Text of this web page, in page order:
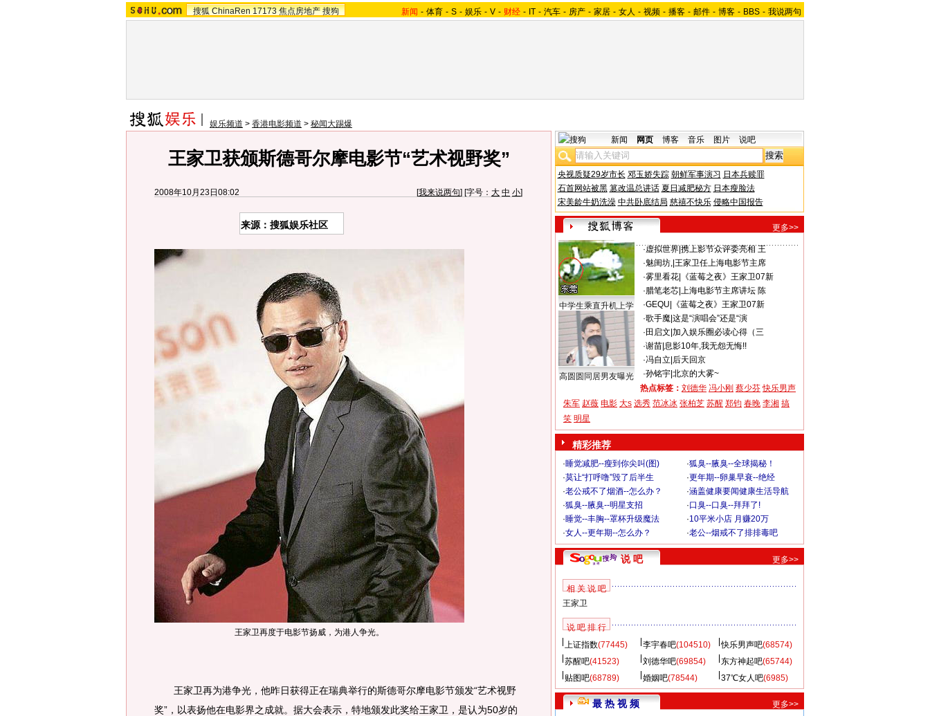
搜狐 ChinaRen 17173 焦点房地产 搜狗 新闻 - 体育 - S - 娱乐 - V - 财经 - IT - 汽车 - 房产 - 家居 - 女人 - 视频 - 播客 - 邮件 - 博客 - BBS - 我说两句
娱乐频道 > 香港电影频道 > 秘闻大踢爆
王家卫获颁斯德哥尔摩电影节“艺术视野奖”
2008年10月23日08:02 [我来说两句] [字号： 大 中 小]
来源：搜狐娱乐社区
王家卫再度于电影节扬威，为港人争光。
王家卫再为港争光，他昨日获得正在瑞典举行的斯德哥尔摩电影节颁发“艺术视野
奖”，以表扬他在电影界之成就。据大会表示，特地颁发此奖给王家卫，是认为50岁的
新闻 网页 博客 音乐 图片 说吧
央视质疑29岁市长 邓玉娇失踪 朝鲜军事演习 日本兵赎罪
石首网站被黑 篡改温总讲话 夏日减肥秘方 日本瘦脸法
宋美龄牛奶洗澡 中共卧底结局 慈禧不快乐 侵略中国报告
更多>>
中学生乘直升机上学
高圆圆同居男友曝光
·虚拟世界| 携上影节众评委亮相 王
·魅闺坊,| 王家卫任上海电影节主席
·雾里看花|
《蓝莓之夜》王家卫07新
·腊笔老芯| 上海电影节主席讲坛 陈
·GEQU
《蓝莓之夜》王家卫07新
·歌手魔| 这是“演唱会”还是“演
· 田启文 加入娱乐圈必读心得（三
·谢苗| 息影10年,我无怨无悔!!
·冯自立 后天回京
·孙铭宇| 北京的大雾~
热点标签： 刘德华 冯小刚 蔡少芬 快乐男声
朱军 赵薇 电影 大s 选秀 范冰冰 张柏芝 苏醒 郑钧 春晚 李湘 搞
笑 明星
精彩推荐
·睡觉减肥--瘦到你尖叫(图) ·狐臭--腋臭--全球揭秘！
·莫让“打呼噜”毁了后半生 ·更年期--卵巢早衰--绝经
·老公戒不了烟酒--怎么办？ ·涵盖健康要闻健康生活导航
·狐臭--腋臭--明星支招 ·口臭--口臭--拜拜了!
·睡觉--丰胸--罩杯升级魔法 ·10平米小店 月赚20万
·女人--更年期--怎么办？ ·老公--烟戒不了排排毒吧
说 吧 更多>>
相 关 说 吧
王家卫
说 吧 排 行
上证指数(77445) 李宇春吧(104510) 快乐男声吧(68574)
苏醒吧(41523) 刘德华吧(69854) 东方神起吧(65744)
贴图吧(68789) 婚姻吧(78544) 37℃女人吧(6985)
最 热 视 频 更多>>